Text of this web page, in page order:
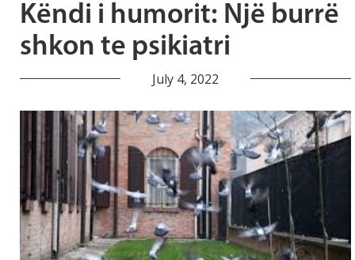
Këndi i humorit: Një burrë
shkon te psikiatri
July 4, 2022